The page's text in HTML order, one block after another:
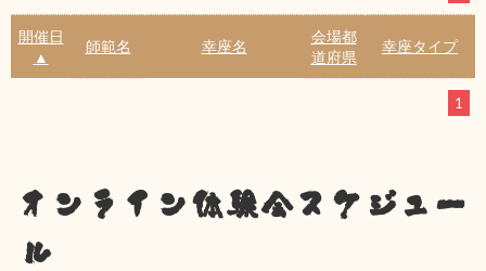
開催日
▲
師範名 幸座名
会場都
道府県
幸座タイプ
1
オンライン体験会スケジュー
ル